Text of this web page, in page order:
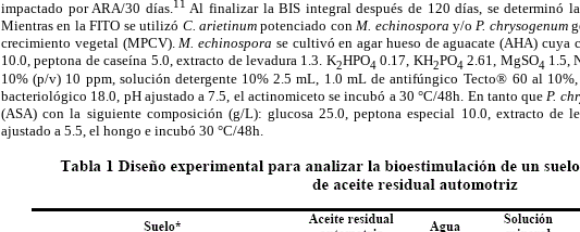
impactado por ARA/30 días. 11 Al finalizar la BIS integral después de 120 días, se determinó
Mientras en la FITO se utilizó C. arietinumpotenciado con M. echinosporay/o P. chrysogenum
crecimiento vegetal (MPCV). M. echinospora se cultivó en agar hueso de aguacate (AHA) cuya
10.0, peptona de caseína 5.0, extracto de levadura 1.3. K2HPO40.17, KH2PO4 2.61, MgSO4 1.5,
10% (p/v) 10 ppm, solución detergente 10% 2.5 mL, 1.0 mL de antifúngico Tecto® 60 al
bacteriológico 18.0, pH ajustado a 7.5, el actinomiceto se incubó a 30 °C/48h. En tanto queP.
(ASA) con la siguiente composición (g/L): glucosa 25.0, peptona especial 10.0, extracto de
ajustado a 5.5, el hongo e incubó 30 °C/48h.